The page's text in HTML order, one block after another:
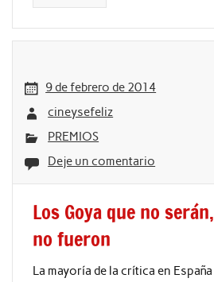
9 de febrero de 2014
cineysefeliz
PREMIOS
Deje un comentario
Los Goya que no
no fueron
La mayoría de la crítica en